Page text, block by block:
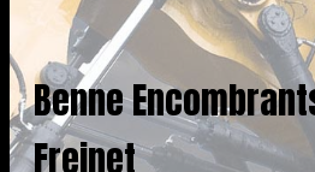
Benne
Freinet